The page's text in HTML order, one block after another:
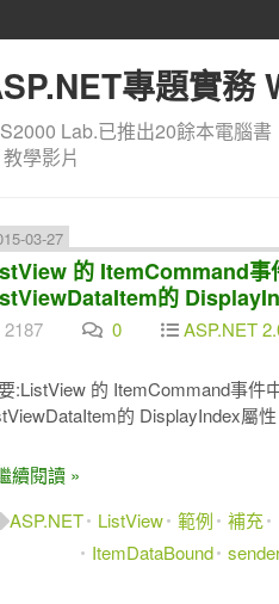
專題實務
Lab.已推出20餘本電腦
學影片
03-27
的 ItemCommand事
的
2187 0 ASP.NET
:ListView 的 ItemCommand事件
的 DisplayIndex屬
續閱讀 »
ASP.NET
ListView 範例 補充
ItemDataBound